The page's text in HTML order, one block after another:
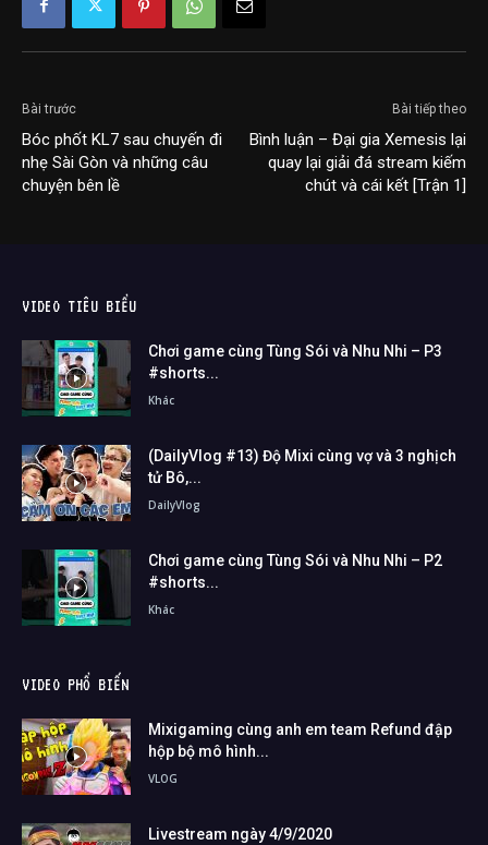
Bài trước
Bóc phốt KL7 sau chuyến đi
nhẹ Sài Gòn và những câu
chuyện bên lề
Bài tiếp theo
Bình luận – Đại gia Xemesis lại
quay lại giải đá stream kiếm
chút và cái kết [Trận 1]
VIDEO TIÊU BIỂU
Chơi game cùng Tùng Sói và Nhu Nhi – P3
#shorts...
Khác
(DailyVlog #13) Độ Mixi cùng vợ và 3 nghịch
tử Bô,...
DailyVlog
Chơi game cùng Tùng Sói và Nhu Nhi – P2
#shorts...
Khác
VIDEO PHỔ BIẾN
Mixigaming cùng anh em team Refund đập
hộp bộ mô hình...
VLOG
Livestream ngày 4/9/2020